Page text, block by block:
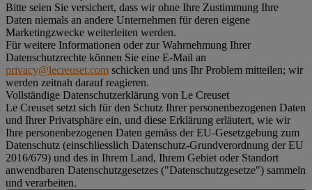
Bitte seien Sie versichert, dass wir ohne Ihre Zustimmung Ihre
Daten niemals an andere Unternehmen für deren eigene
Marketingzwecke weiterleiten werden.
Für weitere Informationen oder zur Wahrnehmung Ihrer
Datenschutzrechte können Sie eine E-Mail an
privacy@lecreuset.com schicken und uns Ihr Problem mitteilen; wir
werden zeitnah darauf reagieren.
Vollständige Datenschutzerklärung von Le Creuset
Le Creuset setzt sich für den Schutz Ihrer personenbezogenen Daten
und Ihrer Privatsphäre ein, und diese Erklärung erläutert, wie wir
Ihre personenbezogenen Daten gemäss der EU-Gesetzgebung zum
Datenschutz (einschliesslich Datenschutz-Grundverordnung der EU
2016/679) und des in Ihrem Land, Ihrem Gebiet oder Standort
anwendbaren Datenschutzgesetzes ("Datenschutzgesetze") sammeln
und verarbeiten.